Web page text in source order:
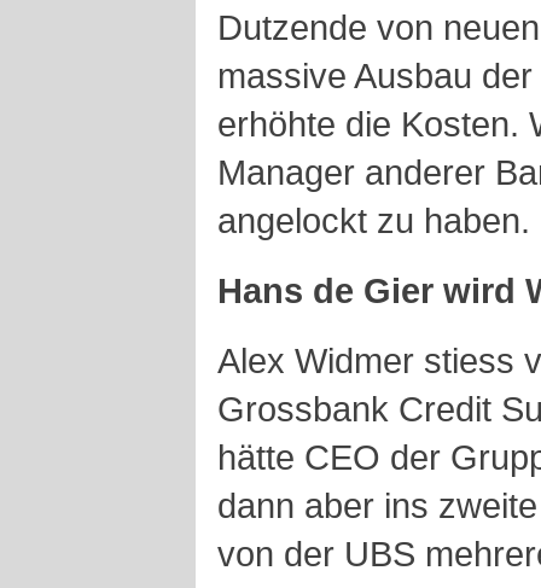
Dutzende von
massive Ausbau
erhöhte die Kosten.
Manager anderer
angelockt zu haben.
Hans de Gier wird
Alex Widmer stiess
Grossbank Credit
hätte CEO der
dann aber ins
von der UBS